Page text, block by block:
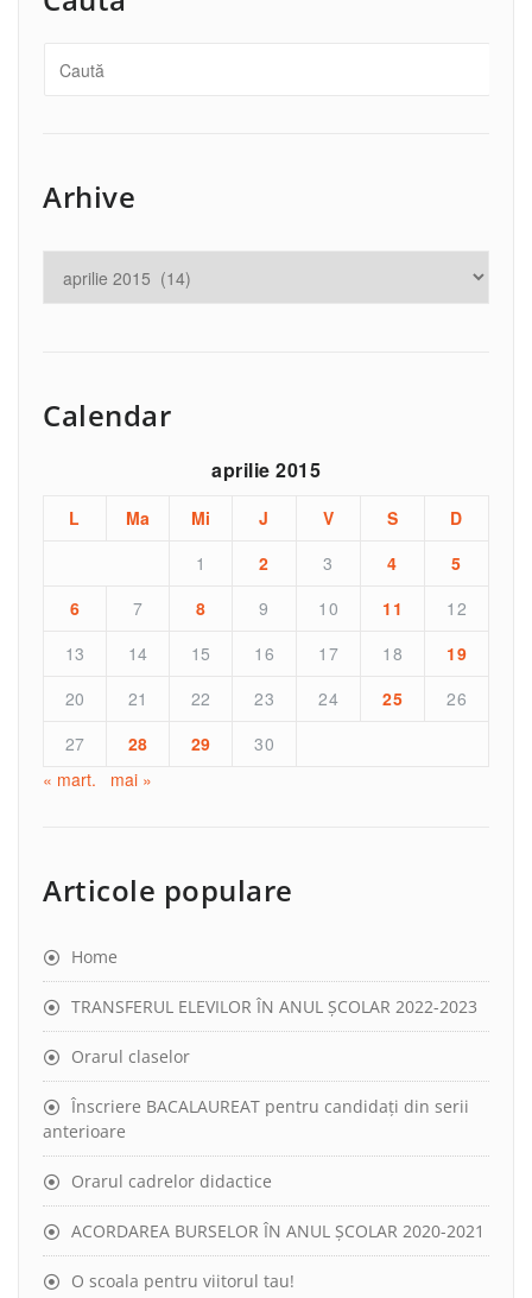
Arhive
Calendar
aprilie 2015
L Ma Mi J V S
D
1
2 3 4
5
6
7 8 9 10 11
12
13
14 15 16 17 18
19
20
21 22 23 24 25
26
27
28 29
30
« mart.
mai »
Articole populare
Home
TRANSFERUL ELEVILOR ÎN ANUL ȘCOLAR 2022-2023
Orarul claselor
Înscriere BACALAUREAT pentru candidați din serii
anterioare
Orarul cadrelor didactice
ACORDAREA BURSELOR ÎN ANUL ȘCOLAR 2020-2021
O scoala pentru viitorul tau!